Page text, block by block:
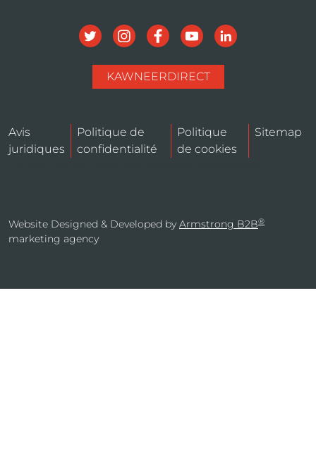
KAWNEERDIRECT
Avis
juridiques
Politique de
confidentialité
Politique
de cookies
Sitemap
Website Designed & Developed by Armstrong B2B®
marketing agency